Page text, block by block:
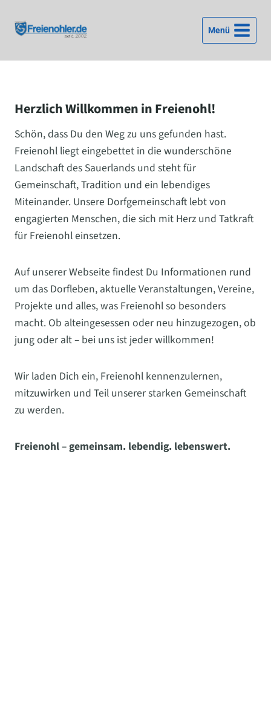
Inhalt
springen
Menü
Herzlich Willkommen in Freienohl!
Schön, dass Du den Weg zu uns gefunden hast.
Freienohl liegt eingebettet in die wunderschöne
Landschaft des Sauerlands und steht für
Gemeinschaft, Tradition und ein lebendiges
Miteinander. Unsere Dorfgemeinschaft lebt von
engagierten Menschen, die sich mit Herz und Tatkraft
für Freienohl einsetzen.
Auf unserer Webseite findest Du Informationen rund
um das Dorfleben, aktuelle Veranstaltungen, Vereine,
Projekte und alles, was Freienohl so besonders
macht. Ob alteingesessen oder neu hinzugezogen, ob
jung oder alt – bei uns ist jeder willkommen!
Wir laden Dich ein, Freienohl kennenzulernen,
mitzuwirken und Teil unserer starken Gemeinschaft
zu werden.
Freienohl – gemeinsam. lebendig. lebenswert.